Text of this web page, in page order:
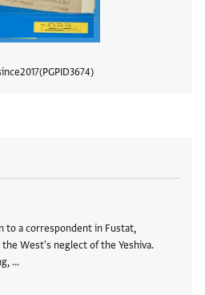
2017 PGPID3674
to a correspondent in Fustat,
West's neglect of the Yeshiva.
…